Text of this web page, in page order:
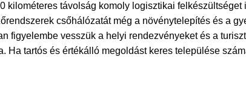
távolság komoly logisztikai felkészültséget
csőhálózatát még a növénytelepítés és a
figyelembe vesszük a helyi rendezvényeket és a
tartós és értékálló megoldást keres települése